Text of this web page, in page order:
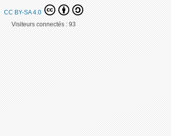
CC BY-SA 4.0
Visiteurs connectés :93